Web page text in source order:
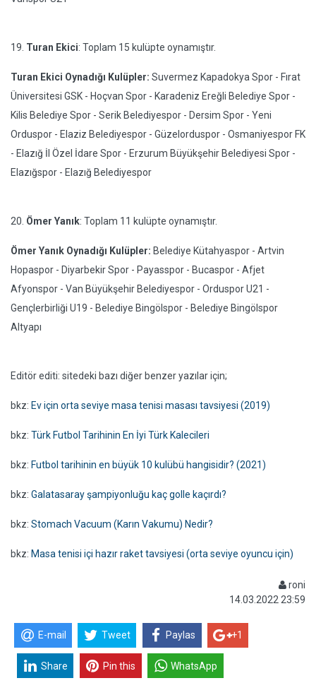
19. Turan Ekici: Toplam 15 kulüpte oynamıştır.
Turan Ekici Oynadığı Kulüpler: Suvermez Kapadokya Spor - Fırat
Üniversitesi GSK - Hoçvan Spor - Karadeniz Ereğli Belediye Spor -
Kilis Belediye Spor - Serik Belediyespor - Dersim Spor - Yeni
Orduspor - Elaziz Belediyespor - Güzelorduspor - Osmaniyespor FK
- Elazığ İl Özel İdare Spor - Erzurum Büyükşehir Belediyesi Spor -
Elazığspor - Elazığ Belediyespor
20. Ömer Yanık: Toplam 11 kulüpte oynamıştır.
Ömer Yanık Oynadığı Kulüpler: Belediye Kütahyaspor - Artvin
Hopaspor - Diyarbekir Spor - Payasspor - Bucaspor - Afjet
Afyonspor - Van Büyükşehir Belediyespor - Orduspor U21 -
Gençlerbirliği U19 - Belediye Bingölspor - Belediye Bingölspor
Altyapı
Editör editi: sitedeki bazı diğer benzer yazılar için;
bkz: Ev için orta seviye masa tenisi masası tavsiyesi (2019)
bkz: Türk Futbol Tarihinin En İyi Türk Kalecileri
bkz: Futbol tarihinin en büyük 10 kulübü hangisidir? (2021)
bkz: Galatasaray şampiyonluğu kaç golle kaçırdı?
bkz: Stomach Vacuum (Karın Vakumu) Nedir?
bkz: Masa tenisi içi hazır raket tavsiyesi (orta seviye oyuncu için)
roni
14.03.2022 23:59
E-mail Tweet Paylas +1
Share Pin this WhatsApp